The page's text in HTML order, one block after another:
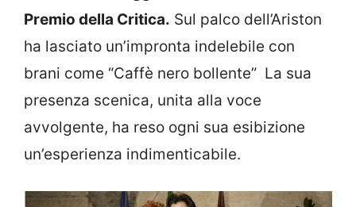
Premio della Critica. Sul palco dell’Ariston
ha lasciato un’impronta indelebile con
brani come “Caffè nero bollente” La sua
presenza scenica, unita alla voce
avvolgente, ha reso ogni sua esibizione
un’esperienza indimenticabile.